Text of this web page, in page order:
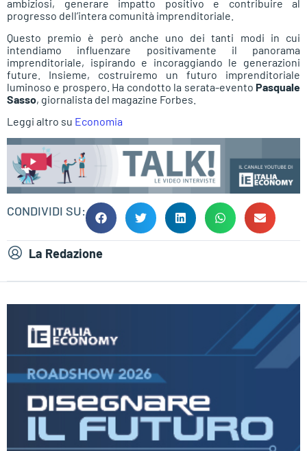
ambiziosi, generare impatto positivo e contribuire al
progresso dell’intera comunità imprenditoriale.
Questo premio è però anche uno dei tanti modi in cui
intendiamo influenzare positivamente il panorama
imprenditoriale, ispirando e incoraggiando le generazioni
future. Insieme, costruiremo un futuro imprenditoriale
luminoso e prospero. Ha condotto la serata-evento Pasquale
Sasso, giornalista del magazine Forbes.
Leggi altro su Economia
CONDIVIDI SU:
La Redazione